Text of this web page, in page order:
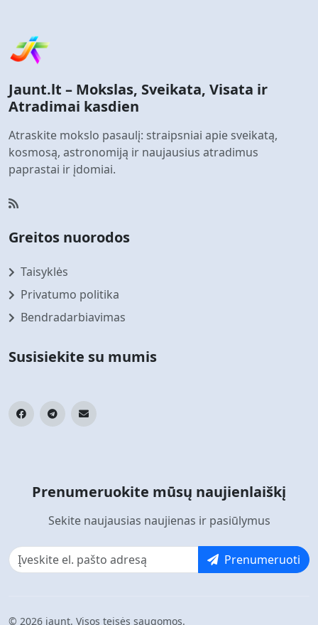
Jaunt.lt – Mokslas, Sveikata, Visata ir
Atradimai kasdien
Atraskite mokslo pasaulį: straipsniai apie sveikatą,
kosmosą, astronomiją ir naujausius atradimus
paprastai ir įdomiai.
Greitos nuorodos
Taisyklės
Privatumo politika
Bendradarbiavimas
Susisiekite su mumis
Prenumeruokite mūsų naujienlaiškį
Sekite naujausias naujienas ir pasiūlymus
Prenumeruoti
© 2026 jaunt. Visos teisės saugomos.